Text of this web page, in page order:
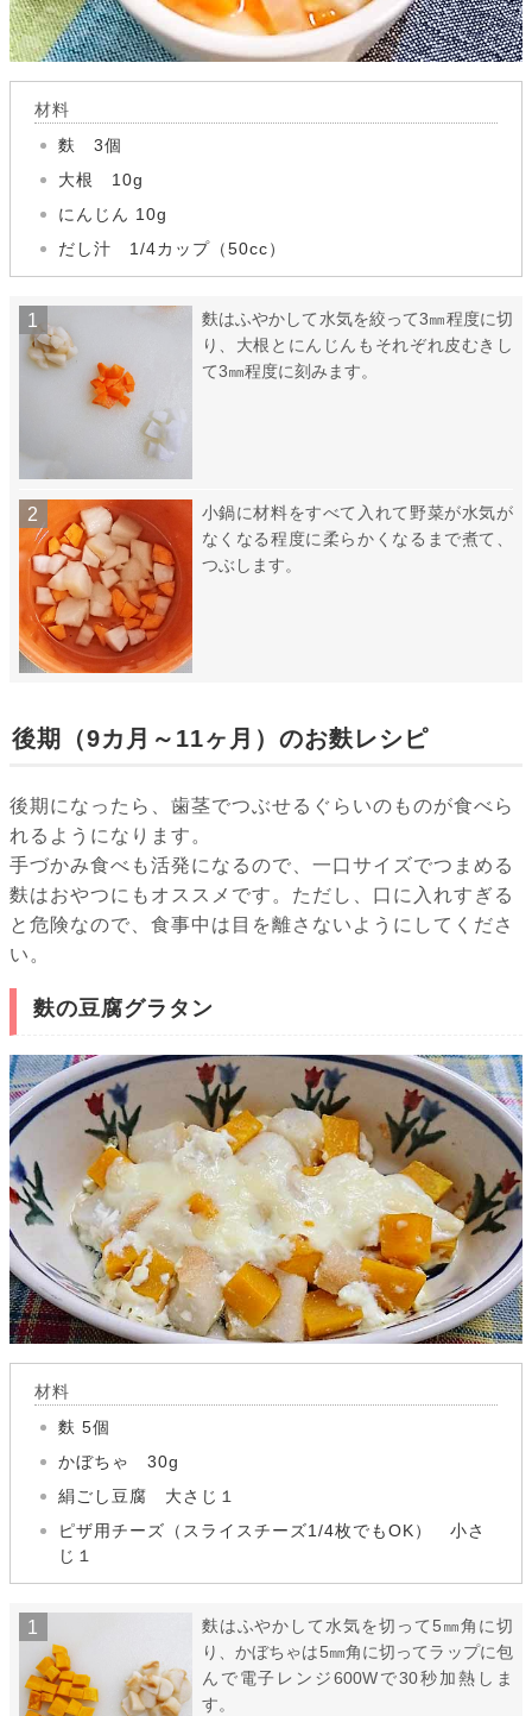
材料
麩 3個
大根 10g
にんじん 10g
だし汁 1/4カップ（50cc）
麩はふやかして水気を絞って3㎜程度に切
り、大根とにんじんもそれぞれ皮むきし
て3㎜程度に刻みます。
小鍋に材料をすべて入れて野菜が水気が
なくなる程度に柔らかくなるまで煮て、
つぶします。
後期（9カ月～11ヶ月）のお麩レシピ
後期になったら、歯茎でつぶせるぐらいのものが食べら
れるようになります。
手づかみ食べも活発になるので、一口サイズでつまめる
麩はおやつにもオススメです。ただし、口に入れすぎる
と危険なので、食事中は目を離さないようにしてくださ
い。
麩の豆腐グラタン
材料
麩 5個
かぼちゃ 30g
絹ごし豆腐 大さじ１
ピザ用チーズ（スライスチーズ1/4枚でもOK） 小さ
じ１
麩はふやかして水気を切って5㎜角に切
り、かぼちゃは5㎜角に切ってラップに包
んで電子レンジ600Wで30秒加熱しま
す。